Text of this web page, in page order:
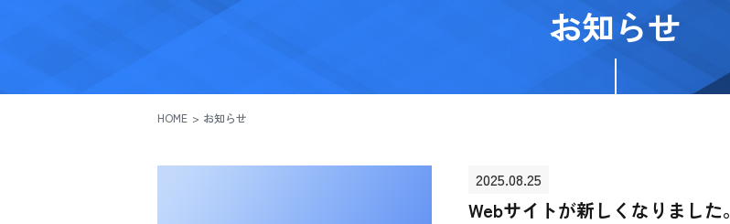
お知らせ
HOME お知らせ
2025.08.25
Webサイトが新しくなりました。